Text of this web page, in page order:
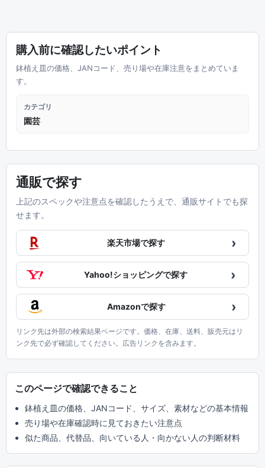
購入前に確認したいポイント
鉢植え皿の価格、JANコード、売り場や在庫注意をまとめていま
す。
カテゴリ
園芸
通販で探す
上記のスペックや注意点を確認したうえで、通販サイトでも探
せます。
楽天市場で探す ›
Yahoo!ショッピングで探す ›
Amazonで探す ›
リンク先は外部の検索結果ページです。価格、在庫、送料、販売元はリ
ンク先で必ず確認してください。広告リンクを含みます。
このページで確認できること
鉢植え皿の価格、JANコード、サイズ、素材などの基本情報
売り場や在庫確認時に見ておきたい注意点
似た商品、代替品、向いている人・向かない人の判断材料